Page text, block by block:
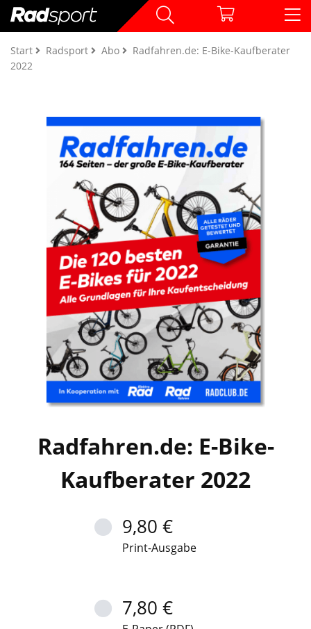
Start Radsport Abo
Radfahren.de: E-Bike-Kaufberater
2022
Radfahren.de: E-Bike-
Kaufberater 2022
9,80 €
Print-Ausgabe
7,80 €